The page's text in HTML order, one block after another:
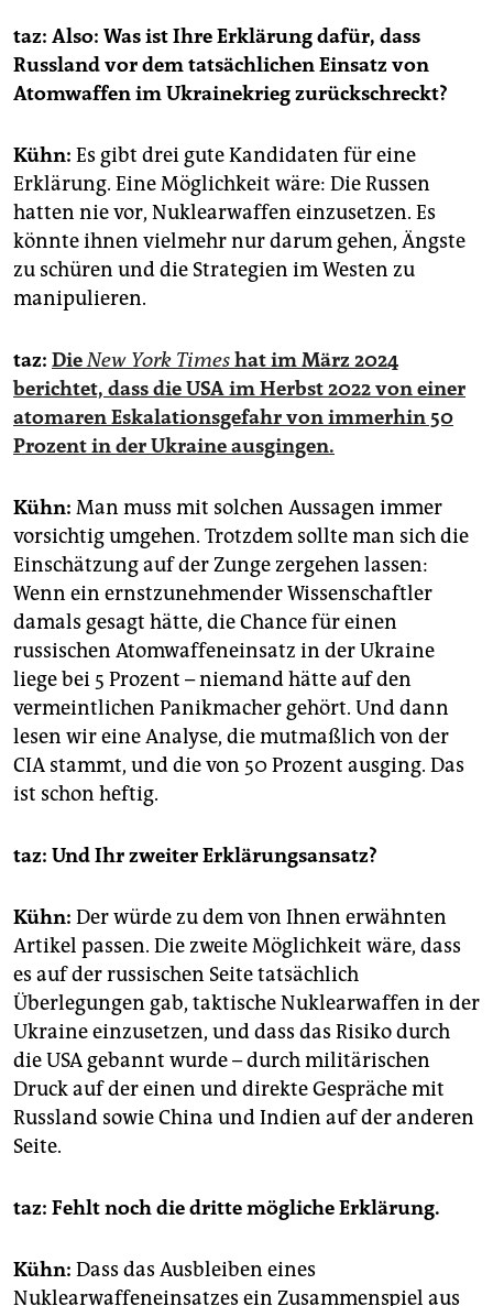
taz: Also: Was ist Ihre Erklärung dafür, dass
Russland vor dem tatsächlichen Einsatz von
Atomwaffen im Ukrainekrieg zurückschreckt?
Kühn: Es gibt drei gute Kandidaten für eine
Erklärung. Eine Möglichkeit wäre: Die Russen
hatten nie vor, Nuklearwaffen einzusetzen. Es
könnte ihnen vielmehr nur darum gehen, Ängste
zu schüren und die Strategien im Westen zu
manipulieren.
taz: DieNew York Timeshat im März 2024
berichtet, dass die USA im Herbst 2022 von einer
atomaren Eskalationsgefahr von immerhin 50
Prozent in der Ukraine ausgingen.
Kühn: Man muss mit solchen Aussagen immer
vorsichtig um­gehen. Trotzdem sollte man sich die
Einschätzung auf der Zunge zergehen lassen:
Wenn ein ernstzunehmender Wissenschaftler
damals gesagt hätte, die Chance für einen
russischen Atomwaffeneinsatz in der Ukraine
liege bei 5 Prozent – niemand hätte auf den
vermeintlichen Panikmacher gehört. Und dann
lesen wir eine Analyse, die mutmaßlich von der
CIA stammt, und die von 50 Prozent ausging. Das
ist schon heftig.
taz: Und Ihr zweiter Erklärungsansatz?
Kühn: Der würde zu dem von Ihnen erwähnten
Artikel passen. Die zweite Möglichkeit wäre, dass
es auf der russischen Seite tatsächlich
Überlegungen gab, taktische Nuklearwaffen in der
Ukraine einzusetzen, und dass das Risiko durch
die USA gebannt wurde – durch militärischen
Druck auf der einen und direkte Gespräche mit
Russland sowie China und Indien auf der anderen
Seite.
taz: Fehlt noch die dritte mögliche Erklärung.
Kühn: Dass das Ausbleiben eines
Nuklearwaffeneinsatzes ein Zusammenspiel aus